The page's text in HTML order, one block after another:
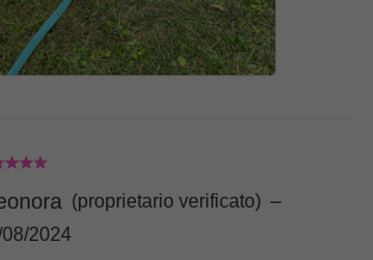
(proprietario verificato) –
2024